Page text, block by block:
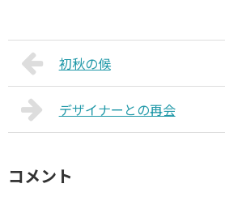
初秋の候
デザイナーとの再会
コメント